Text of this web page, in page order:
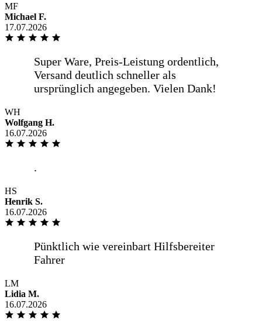
MF
Michael F.
17.07.2026
WH
Wolfgang H.
16.07.2026
HS
Henrik S.
16.07.2026
LM
Lidia M.
16.07.2026